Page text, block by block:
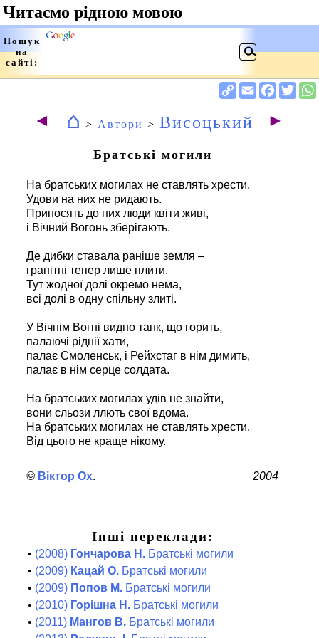
◄ ⌂ > Автори > Висоцький ►
Братські могили
На братських могилах не ставлять хрести.
Удови на них не ридають.
Приносять до них люди квіти живі,
і Вічний Вогонь зберігають.
Де дибки ставала раніше земля –
гранітні тепер лише плити.
Тут жодної долі окремо нема,
всі долі в одну спільну злиті.
У Вічнім Вогні видно танк, що горить,
палаючі ріднії хати,
палає Смоленськ, і Рейхстаг в нім димить,
палає в нім серце солдата.
На братських могилах удів не знайти,
вони сльози ллють свої вдома.
На братських могилах не ставлять хрести.
Від цього не краще нікому.
Віктор Ох 2004
Інші переклади:
• (2008) Гончарова Н. Братські могили
• (2009) Кацай О. Братські могили
• (2009) Попов М. Братські могили
• (2010) Горішна Н. Братські могили
• (2011) Мангов В. Братські могили